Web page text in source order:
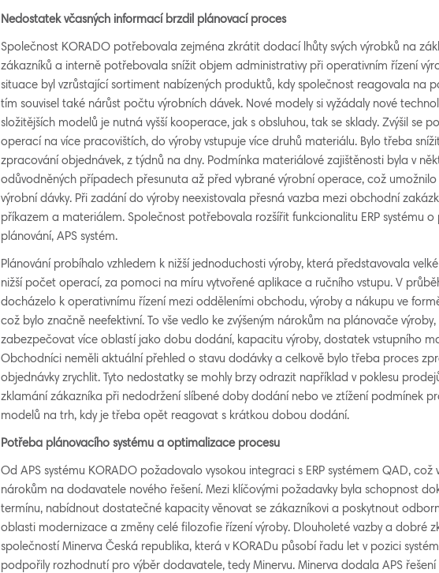
Nedostatek včasných informací brzdil plánovací proces
Společnost KORADO potřebovala zejména zkrátit dodací lhůty svých výrobků na
zákazníků a interně potřebovala snížit objem administrativy při operativním řízení
situace byl vzrůstající sortiment nabízených produktů, kdy společnost reagovala na
tím souvisel také nárůst počtu výrobních dávek. Nové modely si vyžádaly nové
složitějších modelů je nutná vyšší kooperace, jak s obsluhou, tak se sklady. Zvýšil se
operací na více pracovištích, do výroby vstupuje více druhů materiálu. Bylo třeba
zpracování objednávek, z týdnů na dny. Podmínka materiálové zajištěnosti byla v
odůvodněných případech přesunuta až před vybrané výrobní operace, což
výrobní dávky. Při zadání do výroby neexistovala přesná vazba mezi obchodní
příkazem a materiálem. Společnost potřebovala rozšířit funkcionalitu ERP systému
plánování, APS systém.
Plánování probíhalo vzhledem k nižší jednoduchosti výroby, která představovala
nižší počet operací, za pomoci na míru vytvořené aplikace a ručního vstupu. V
docházelo k operativnímu řízení mezi odděleními obchodu, výroby a nákupu ve
což bylo značně neefektivní. To vše vedlo ke zvýšeným nárokům na plánovače výroby,
zabezpečovat více oblastí jako dobu dodání, kapacitu výroby, dostatek vstupního
Obchodníci neměli aktuální přehled o stavu dodávky a celkově bylo třeba proces
objednávky zrychlit. Tyto nedostatky se mohly brzy odrazit například v poklesu
zklamání zákazníka při nedodržení slíbené doby dodání nebo ve ztížení podmínek
modelů na trh, kdy je třeba opět reagovat s krátkou dobou dodání.
Potřeba plánovacího systému a optimalizace procesu
Od APS systému KORADO požadovalo vysokou integraci s ERP systémem QAD, což
nárokům na dodavatele nového řešení. Mezi klíčovými požadavky byla schopnost
termínu, nabídnout dostatečné kapacity věnovat se zákazníkovi a poskytnout
oblasti modernizace a změny celé filozofie řízení výroby. Dlouholeté vazby a dobré
společností Minerva Česká republika, která v KORADu působí řadu let v pozici
podpořily rozhodnutí pro výběr dodavatele, tedy Minervu. Minerva dodala APS